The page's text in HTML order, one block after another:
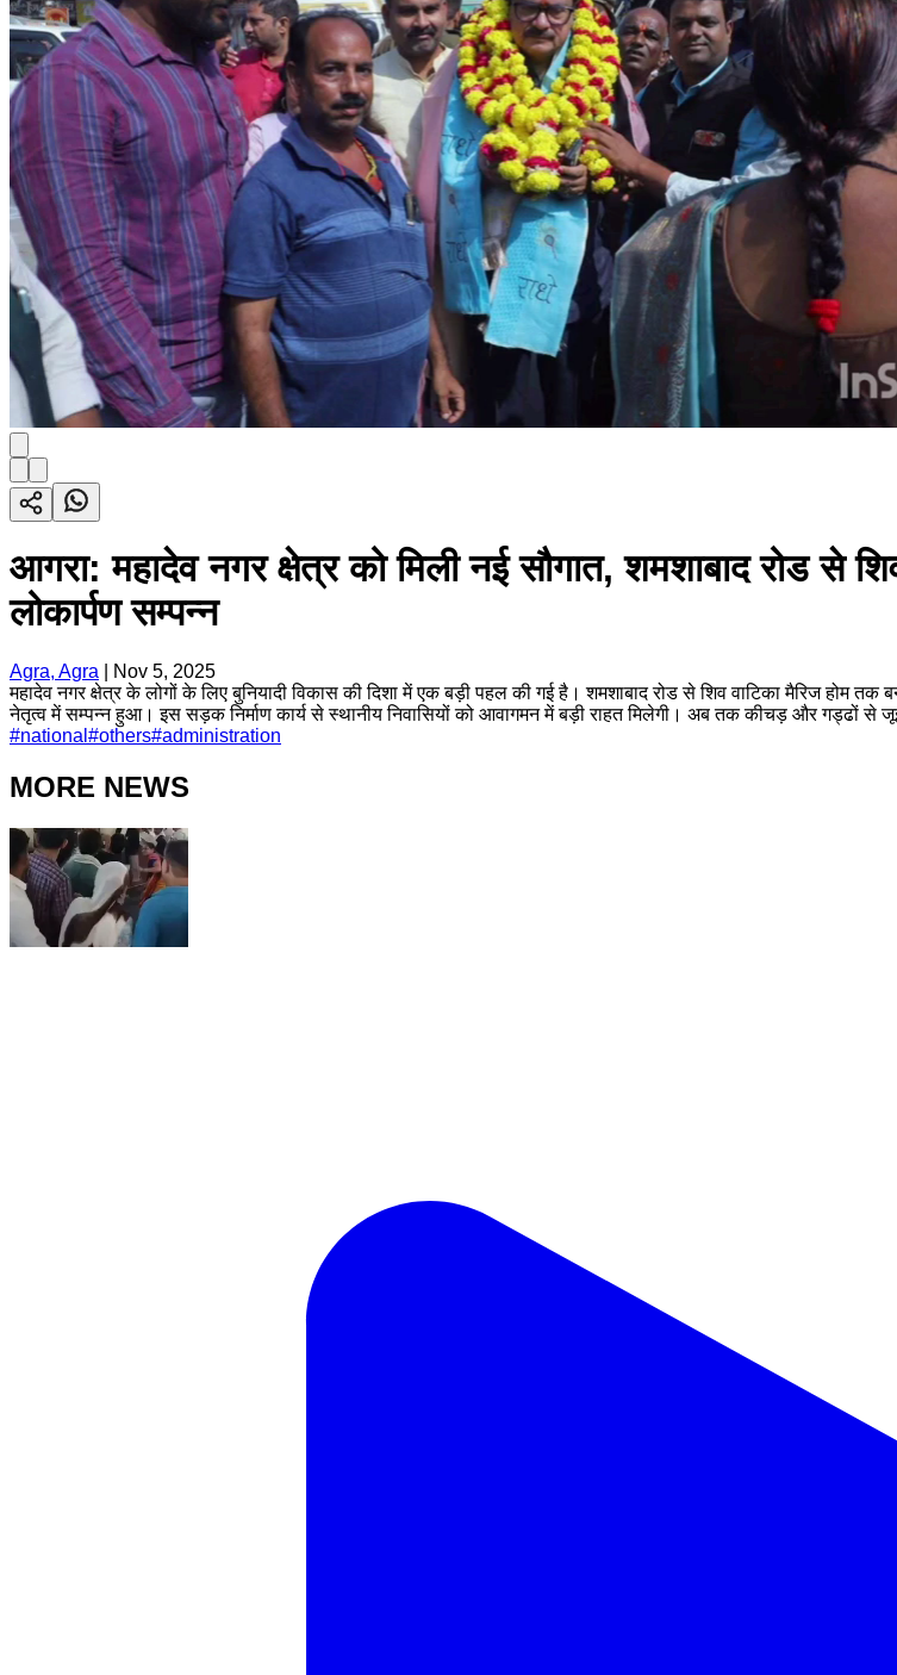
आगरा: महादेव नगर क्षेत्र को मिली नई सौगात, शमशाबाद रोड से
लोकार्पण सम्पन्न
Agra, Agra
Nov 5, 2025
महादेव नगर क्षेत्र के लोगों के लिए बुनियादी विकास की दिशा में एक बड़ी पहल की गई है। शमशाबाद रोड से शिव वाटिका मैरिज होम
नेतृत्व में सम्पन्न हुआ। इस सड़क निर्माण कार्य से स्थानीय निवासियों को आवागमन में बड़ी राहत मिलेगी। अब तक कीचड़ और गड्ढों से
#national #others#administration
MORE NEWS